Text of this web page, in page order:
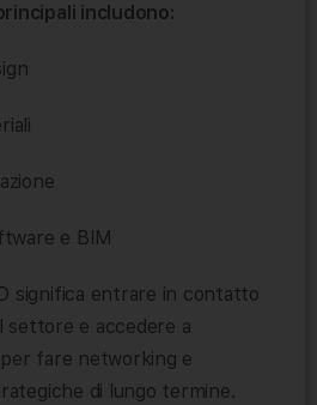
includono:
e BIM
significa entrare in contatto
settore e accedere a
per fare networking e
di lungo termine.